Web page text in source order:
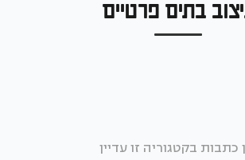
בתים פרטיים
כתבות בקטגוריה זו עדיין